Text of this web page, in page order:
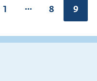
P
g
1 ...
P
g
8 9